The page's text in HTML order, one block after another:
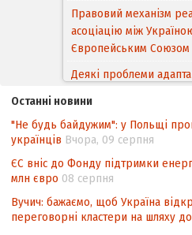
Правовий механізм
асоціацію між
Європейським Cоюзом
Деякі проблеми
походження товарів
Угоди про
інтелектуальної
контексті
Аналіз виборчого
невизначеності
підрахунку голосів
Останні новини
"Не будь байдужим": у Польщі
українців Вчора, 09 серпня
ЄС вніс до Фонду підтримки
млн євро 08 серпня
Вучич: бажаємо, щоб Україна
переговорні кластери на шляху